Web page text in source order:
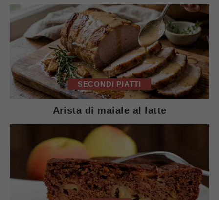
SECONDI PIATTI
Arista di maiale al latte